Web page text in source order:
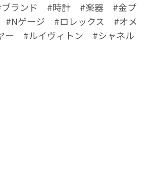
ブランド #時計 #楽器 #金プ
ゲージ #ロレックス #オメ
ー #ルイヴィトン #シャネル